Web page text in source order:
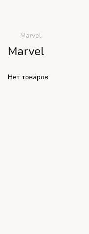
Marvel
Marvel
Нет товаров